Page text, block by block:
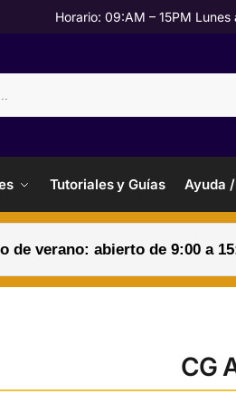
Horario: 09:AM – 15PM Lunes
Tutoriales y Guías Ayuda
de verano: abierto de 9:00 a
CG